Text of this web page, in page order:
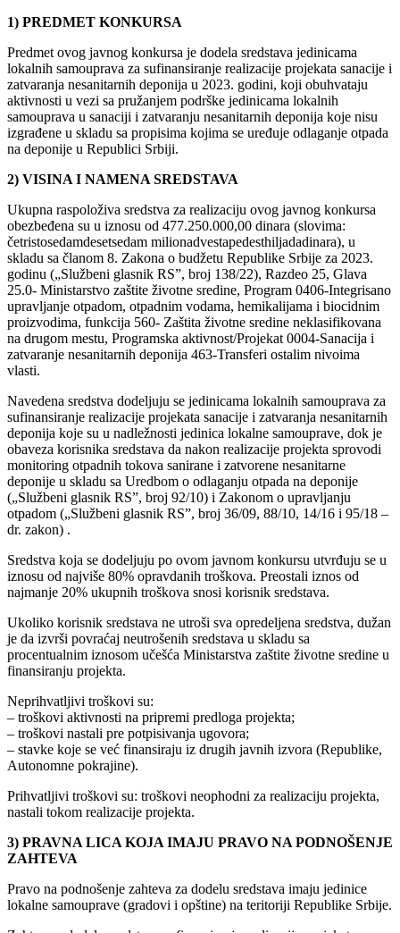
1) PREDMET KONKURSA
Predmet ovog javnog konkursa je dodela sredstava jedinicama
lokalnih samouprava za sufinansiranje realizacije projekata sanacije i
zatvaranja nesanitarnih deponija u 2023. godini, koji obuhvataju
aktivnosti u vezi sa pružanjem podrške jedinicama lokalnih
samouprava u sanaciji i zatvaranju nesanitarnih deponija koje nisu
izgrađene u skladu sa propisima kojima se uređuje odlaganje otpada
na deponije u Republici Srbiji.
2) VISINA I NAMENA SREDSTAVA
Ukupna raspoloživa sredstva za realizaciju ovog javnog konkursa
obezbeđena su u iznosu od 477.250.000,00 dinara (slovima:
četristosedamdesetsedam milionadvestapedesthiljadadinara), u
skladu sa članom 8. Zakona o budžetu Republike Srbije za 2023.
godinu („Službeni glasnik RSˮ, broj 138/22), Razdeo 25, Glava
25.0- Ministarstvo zaštite životne sredine, Program 0406-Integrisano
upravljanje otpadom, otpadnim vodama, hemikalijama i biocidnim
proizvodima, funkcija 560- Zaštita životne sredine neklasifikovana
na drugom mestu, Programska aktivnost/Projekat 0004-Sanacija i
zatvaranje nesanitarnih deponija 463-Transferi ostalim nivoima
vlasti.
Navedena sredstva dodeljuju se jedinicama lokalnih samouprava za
sufinansiranje realizacije projekata sanacije i zatvaranja nesanitarnih
deponija koje su u nadležnosti jedinica lokalne samouprave, dok je
obaveza korisnika sredstava da nakon realizacije projekta sprovodi
monitoring otpadnih tokova sanirane i zatvorene nesanitarne
deponije u skladu sa Uredbom o odlaganju otpada na deponije
(„Službeni glasnik RSˮ, broj 92/10) i Zakonom o upravljanju
otpadom („Službeni glasnik RSˮ, broj 36/09, 88/10, 14/16 i 95/18 –
dr. zakon) .
Sredstva koja se dodeljuju po ovom javnom konkursu utvrđuju se u
iznosu od najviše 80% opravdanih troškova. Preostali iznos od
najmanje 20% ukupnih troškova snosi korisnik sredstava.
Ukoliko korisnik sredstava ne utroši sva opredeljena sredstva, dužan
je da izvrši povraćaj neutrošenih sredstava u skladu sa
procentualnim iznosom učešća Ministarstva zaštite životne sredine u
finansiranju projekta.
Neprihvatljivi troškovi su:
– troškovi aktivnosti na pripremi predloga projekta;
– troškovi nastali pre potpisivanja ugovora;
– stavke koje se već finansiraju iz drugih javnih izvora (Republike,
Autonomne pokrajine).
Prihvatljivi troškovi su: troškovi neophodni za realizaciju projekta,
nastali tokom realizacije projekta.
3) PRAVNA LICA KOJA IMAJU PRAVO NA PODNOŠENJE
ZAHTEVA
Pravo na podnošenje zahteva za dodelu sredstava imaju jedinice
lokalne samouprave (gradovi i opštine) na teritoriji Republike Srbije.